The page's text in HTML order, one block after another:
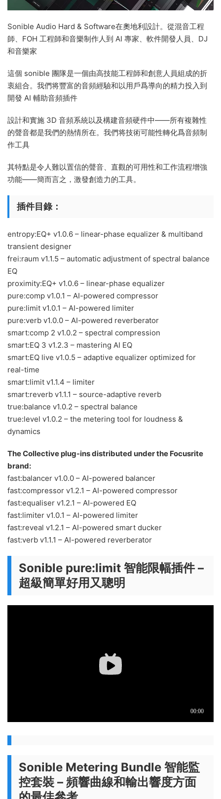
Sonible Audio Hard & Software在奧地利設計。從混音工程
師、FOH 工程師和音樂制作人到 AI 專家、軟件開發人員、DJ
和音樂家
這個 sonible 團隊是一個由高技能工程師和創意人員組成的折
衷組合。我們将豐富的音頻經驗和以用戶爲導向的精力投入到
開發 AI 輔助音頻插件
設計和實施 3D 音頻系統以及構建音頻硬件中——所有複雜性
的聲音都是我們的熱情所在。我們将技術可能性轉化爲音頻制
作工具
其特點是令人難以置信的聲音、直觀的可用性和工作流程增強
功能——簡而言之，激發創造力的工具。
插件目錄：
entropy:EQ+ v1.0.6 – linear-phase equalizer & multiband
transient designer
frei:raum v1.1.5 – automatic adjustment of spectral balance
EQ
proximity:EQ+ v1.0.6 – linear-phase equalizer
pure:comp v1.0.1 – AI-powered compressor
pure:limit v1.0.1 – AI-powered limiter
pure:verb v1.0.0 – AI-powered reverberator
smart:comp 2 v1.0.2 – spectral compression
smart:EQ 3 v1.2.3 – mastering AI EQ
smart:EQ live v1.0.5 – adaptive equalizer optimized for
real-time
smart:limit v1.1.4 – limiter
smart:reverb v1.1.1 – source-adaptive reverb
true:balance v1.0.2 – spectral balance
true:level v1.0.2 – the metering tool for loudness &
dynamics
The Collective plug-ins distributed under the Focusrite
brand:
fast:balancer v1.0.0 – AI-powered balancer
fast:compressor v1.2.1 – AI-powered compressor
fast:equaliser v1.2.1 – AI-powered EQ
fast:limiter v1.0.1 – AI-powered limiter
fast:reveal v1.2.1 – AI-powered smart ducker
fast:verb v1.1.1 – AI-powered reverberator
Sonible pure:limit 智能限幅插件 –
超級簡單好用又聰明
Sonible Metering Bundle 智能監
控套裝 – 頻響曲線和輸出響度方面